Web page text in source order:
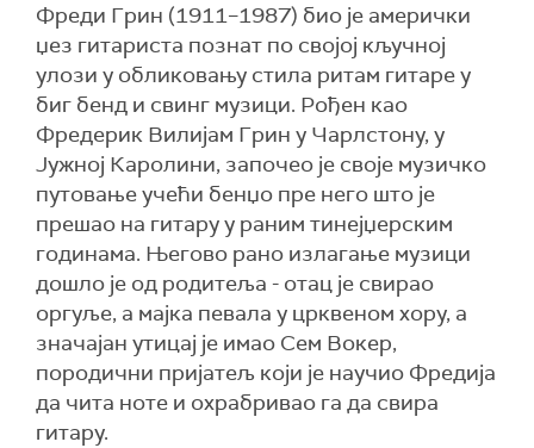
Фреди Грин (1911–1987) био је амерички
џез гитариста познат по својој кључној
улози у обликовању стила ритам гитаре у
биг бенд и свинг музици. Рођен као
Фредерик Вилијам Грин у Чарлстону, у
Јужној Каролини, започео је своје музичко
путовање учећи бенџо пре него што је
прешао на гитару у раним тинејџерским
годинама. Његово рано излагање музици
дошло је од родитеља - отац је свирао
оргуље, а мајка певала у црквеном хору, а
значајан утицај је имао Сем Вокер,
породични пријатељ који је научио Фредија
да чита ноте и охрабривао га да свира
гитару.